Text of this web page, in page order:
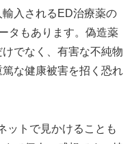
入されるED治療薬の
タもあります。偽造薬
でなく、有害な不純物
な健康被害を招く恐れ
ットで見かけることも